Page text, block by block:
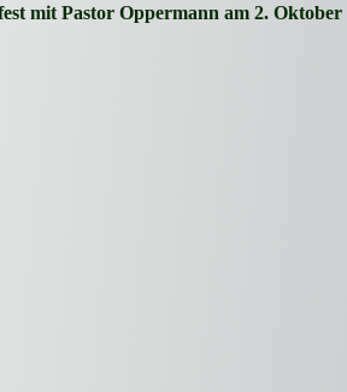
mit Pastor Oppermann am 2. Oktober